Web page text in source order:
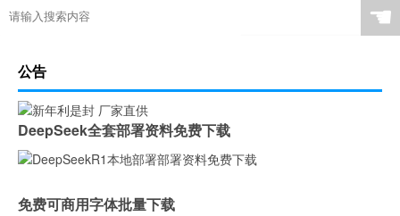
☚
公告
DeepSeek全套部署资料免费下载
免费可商用字体批量下载